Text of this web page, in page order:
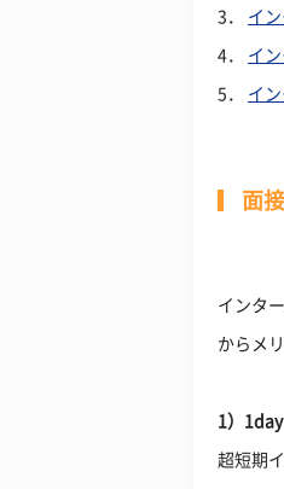
3． イ
4． イ
5． イ
面
インタ
からメ
1）
超短期